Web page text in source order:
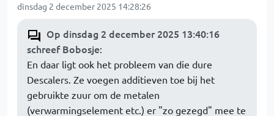
dinsdag 2 december 2025 14:28:26
Op dinsdag 2 december 2025 13:40:16
schreef Bobosje:
En daar ligt ook het probleem van die dure
Descalers. Ze voegen additieven toe bij het
gebruikte zuur om de metalen
(verwarmingselement etc.) er "zo gezegd" mee te